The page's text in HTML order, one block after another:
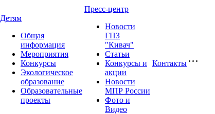
Детям
Общая
информация
Мероприятия
Конкурсы
Экологическое
образование
Образовательные
проекты
Пресс-центр
Новости
ГПЗ
"Кивач"
Статьи
Конкурсы и
акции
Новости
МПР России
Фото и
Видео
Контакты